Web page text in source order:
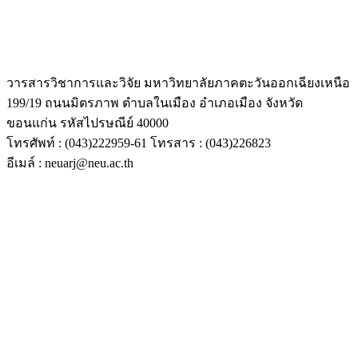
วารสารวิชาการและวิจัย มหาวิทยาลัยภาคตะวันออกเฉียงเหนือ
199/19 ถนนมิตรภาพ ตำบลในเมือง อำเภอเมือง จังหวัด
ขอนแก่น รหัสไปรษณีย์ 40000
โทรศัพท์ : (043)222959-61 โทรสาร : (043)226823
อีเมล์ : neuarj@neu.ac.th